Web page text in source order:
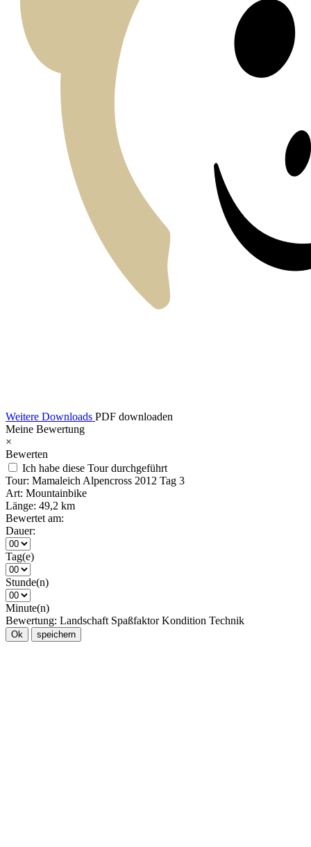
Weitere Downloads PDF downloaden
Meine Bewertung
×
Bewerten
Ich habe diese Tour durchgeführt
Tour: Mamaleich Alpencross 2012 Tag 3
Art: Mountainbike
Länge: 49,2 km
Bewertet am:
Dauer:
Tag(e)
Stunde(n)
Minute(n)
Bewertung: Landschaft Spaßfaktor Kondition Technik
Ok speichern